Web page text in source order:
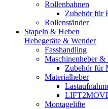
Rollenbahnen
Zubehör für
Rollenständer
Stapeln & Heben
Hebegeräte & Wender
Fasshandling
Maschinenheber &
Zubehör für
Materialheber
Montagelifte